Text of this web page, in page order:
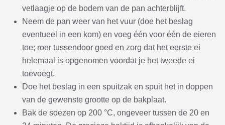
vetlaagje op de bodem van de pan achterblijft.
Neem de pan weer van het vuur (doe het beslag
eventueel in een kom) en voeg één voor één de eieren
toe; roer tussendoor goed en zorg dat het eerste ei
helemaal is opgenomen voordat je het tweede ei
toevoegt.
Doe het beslag in een spuitzak en spuit het in doppen
van de gewenste grootte op de bakplaat.
Bak de soezen op 200 °C, ongeveer tussen de 20 en